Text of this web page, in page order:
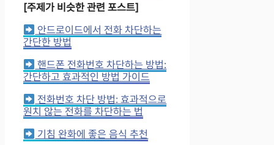
[주제가 비슷한 관련 포스트]
안드로이드에서 전화 차단하는
간단한 방법
핸드폰 전화번호 차단하는 방법:
간단하고 효과적인 방법 가이드
전화번호 차단 방법: 효과적으로
원치 않는 전화를 차단하는 법
기침 완화에 좋은 음식 추천